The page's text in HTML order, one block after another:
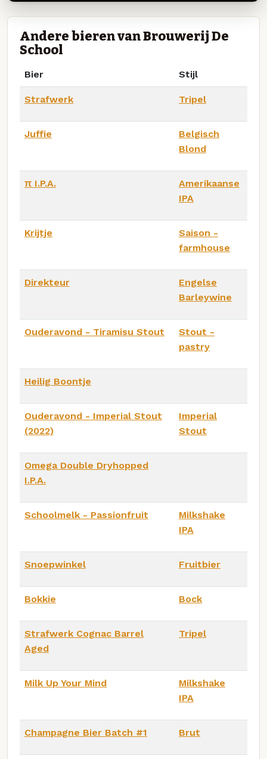
Andere bieren van Brouwerij De
School
Bier Stijl
Strafwerk Tripel
Juffie
Belgisch
Blond
π I.P.A.
Amerikaanse
IPA
Krijtje
Saison -
farmhouse
Direkteur
Engelse
Barleywine
Ouderavond - Tiramisu Stout
Stout -
pastry
Heilig Boontje
Ouderavond - Imperial Stout
(2022)
Imperial
Stout
Omega Double Dryhopped
I.P.A.
Schoolmelk - Passionfruit
Milkshake
IPA
Snoepwinkel Fruitbier
Bokkie Bock
Strafwerk Cognac Barrel
Aged
Tripel
Milk Up Your Mind
Milkshake
IPA
Champagne Bier Batch #1 Brut